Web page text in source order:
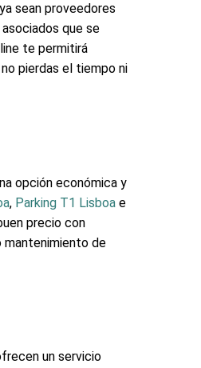
sean proveedores
que se
te permitirá
pierdas el tiempo ni
opción económica y
, Parking T1 Lisboa e
precio con
de
un servicio